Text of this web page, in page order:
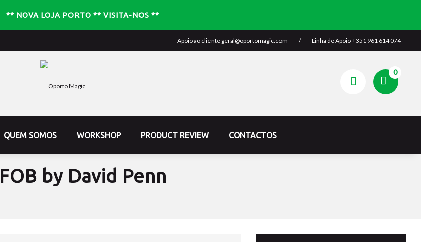
** NOVA LOJA PORTO ** VISITA-NOS **
Apoio ao cliente geral@oportomagic.com / Linha de Apoio+351 961 614 074
0
QUEM SOMOS WORKSHOP PRODUCT REVIEW CONTACTOS
FOB by David Penn